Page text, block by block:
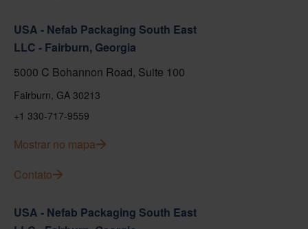
USA - Nefab Packaging South East
LLC - Fairburn, Georgia
5000 C Bohannon Road, Suite 100
Fairburn, GA 30213
+1 330-717-9559
Mostrar no mapa
Contato
USA - Nefab Packaging South East